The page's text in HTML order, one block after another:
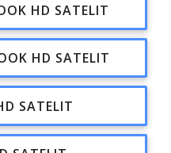
HD SATELIT
HD SATELIT
SATELIT